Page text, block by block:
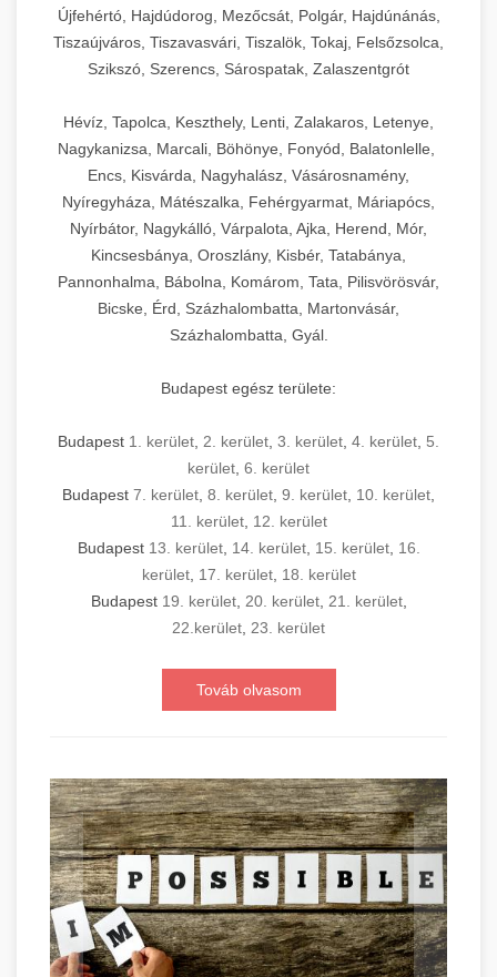
Újfehértó, Hajdúdorog, Mezőcsát, Polgár, Hajdúnánás,
Tiszaújváros, Tiszavasvári, Tiszalök, Tokaj, Felsőzsolca,
Szikszó, Szerencs, Sárospatak, Zalaszentgrót
Hévíz, Tapolca, Keszthely, Lenti, Zalakaros, Letenye,
Nagykanizsa, Marcali, Böhönye, Fonyód, Balatonlelle,
Encs, Kisvárda, Nagyhalász, Vásárosnamény,
Nyíregyháza, Mátészalka, Fehérgyarmat, Máriapócs,
Nyírbátor, Nagykálló, Várpalota, Ajka, Herend, Mór,
Kincsesbánya, Oroszlány, Kisbér, Tatabánya,
Pannonhalma, Bábolna, Komárom, Tata, Pilisvörösvár,
Bicske, Érd, Százhalombatta, Martonvásár,
Százhalombatta, Gyál.
Budapest egész területe:
Budapest 1. kerület, 2. kerület, 3. kerület, 4. kerület, 5.
kerület, 6. kerület
Budapest 7. kerület, 8. kerület, 9. kerület, 10. kerület,
11. kerület, 12. kerület
Budapest 13. kerület, 14. kerület, 15. kerület, 16.
kerület, 17. kerület, 18. kerület
Budapest 19. kerület, 20. kerület, 21. kerület,
22.kerület, 23. kerület
Továb olvasom